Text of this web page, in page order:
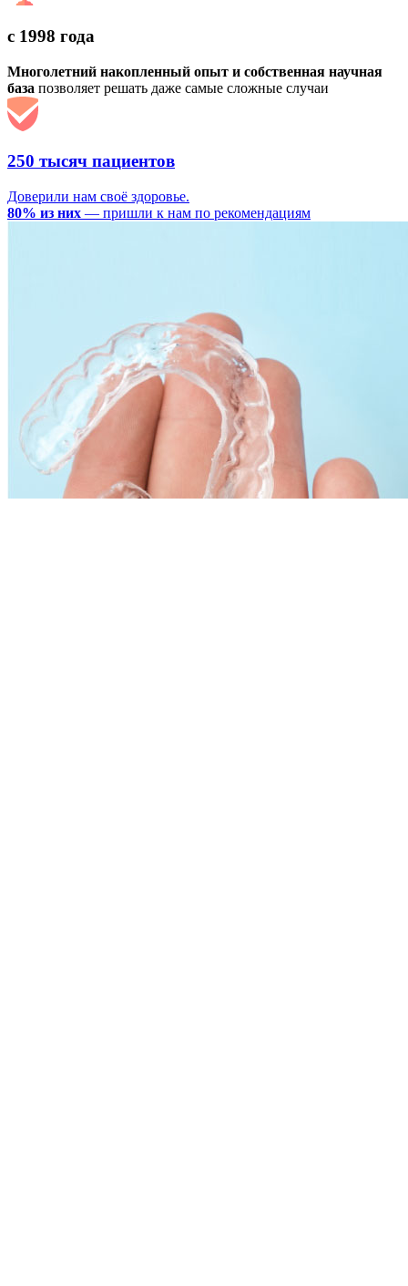
с 1998 года
Многолетний накопленный опыт и собственная научная
база позволяет решать даже самые сложные случаи
250 тысяч пациентов
Доверили нам своё здоровье.
80% из них — пришли к нам по рекомендациям